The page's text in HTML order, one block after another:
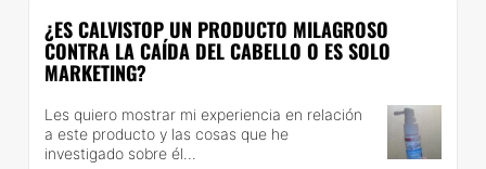
¿ES CALVISTOP UN PRODUCTO MILAGROSO
CONTRA LA CAÍDA DEL CABELLO O ES SOLO
MARKETING?
Les quiero mostrar mi experiencia en relación
a este producto y las cosas que he
investigado sobre él...